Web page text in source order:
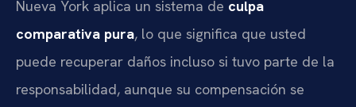
Nueva York aplica un sistema de culpa
comparativa pura, lo que significa que usted
puede recuperar daños incluso si tuvo parte de la
responsabilidad, aunque su compensación se